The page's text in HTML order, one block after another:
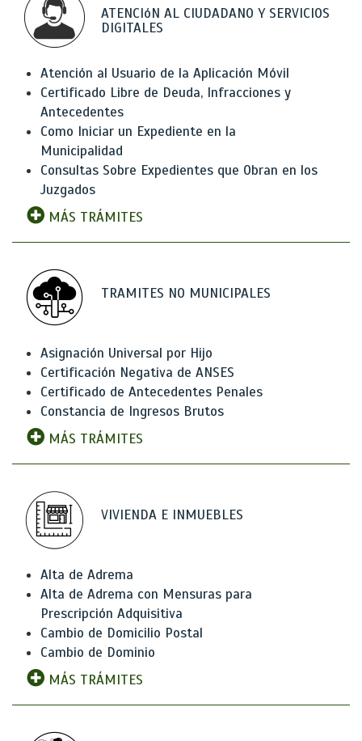
ATENCIóN AL CIUDADANO Y SERVICIOS
DIGITALES
Atención al Usuario de la Aplicación Móvil
Certificado Libre de Deuda, Infracciones y
Antecedentes
Como Iniciar un Expediente en la
Municipalidad
Consultas Sobre Expedientes que Obran en los
Juzgados
MÁS TRÁMITES
TRAMITES NO MUNICIPALES
Asignación Universal por Hijo
Certificación Negativa de ANSES
Certificado de Antecedentes Penales
Constancia de Ingresos Brutos
MÁS TRÁMITES
VIVIENDA E INMUEBLES
Alta de Adrema
Alta de Adrema con Mensuras para
Prescripción Adquisitiva
Cambio de Domicilio Postal
Cambio de Dominio
MÁS TRÁMITES